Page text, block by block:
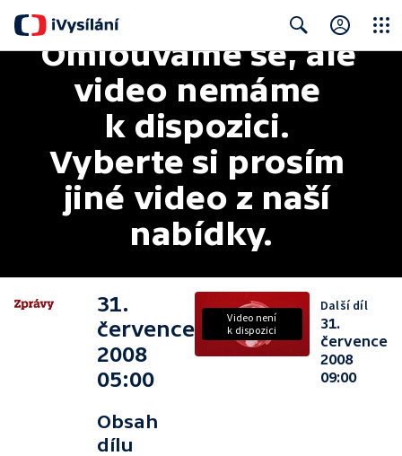
Search
Omlouváme se, ale
video nemáme
k dispozici.
Vyberte si prosím
jiné video z naší
nabídky.
31.
července
2008
05:00
Obsah
dílu
Video není
k dispozici
Další díl
31.
července
2008
09:00